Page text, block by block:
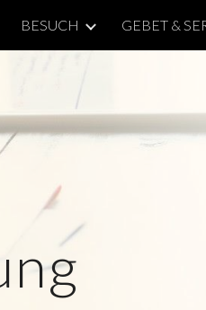
BESUCH GEBET &